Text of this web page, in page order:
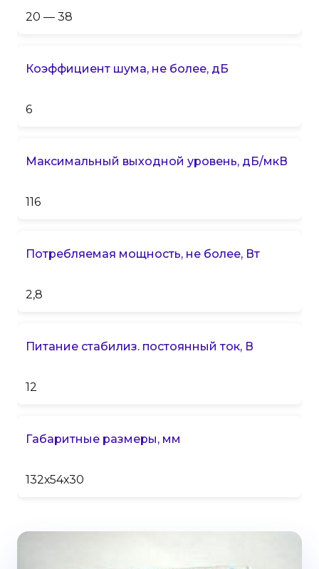
20 — 38
Коэффициент шума, не более, дБ
6
Максимальный выходной уровень, дБ/мкВ
116
Потребляемая мощность, не более, Вт
2,8
Питание стабилиз. постоянный ток, В
12
Габаритные размеры, мм
132х54х30